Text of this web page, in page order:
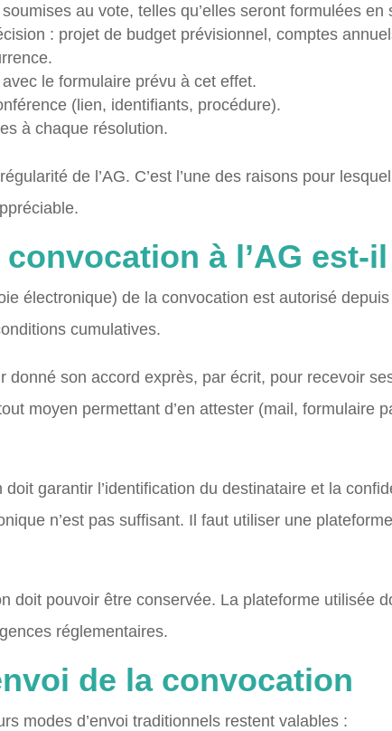
au vote, telles qu’elles seront formulées en
: projet de budget prévisionnel, comptes
le formulaire prévu à cet effet.
(lien, identifiants, procédure).
à chaque résolution.
de l’AG. C’est l’une des raisons pour
à l’AG est-
électronique) de la convocation est autorisé
cumulatives.
donné son accord exprès, par écrit, pour recevoir
moyen permettant d’en attester (mail, formulaire
garantir l’identification du destinataire et la
n’est pas suffisant. Il faut utiliser une
doit pouvoir être conservée. La plateforme utilisée
réglementaires.
de la convocation
modes d’envoi traditionnels restent valables :